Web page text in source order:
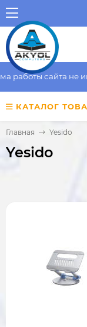
сайта не
КАТАЛОГ
Главная Yesido
Yesido